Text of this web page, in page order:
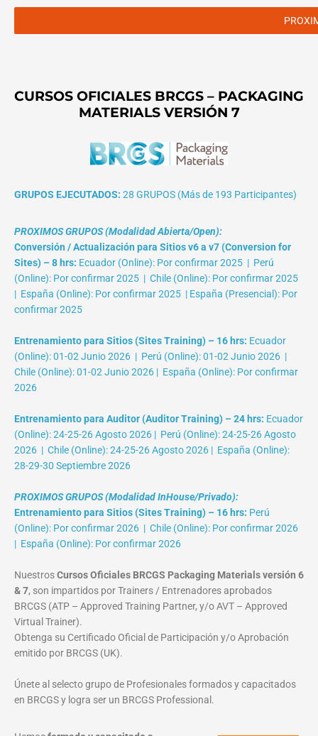
CURSOS OFICIALES BRCGS – PACKAGING
MATERIALS VERSIÓN 7
GRUPOS EJECUTADOS: 28 GRUPOS (Más de 193 Participantes)
PROXIMOS GRUPOS (Modalidad Abierta/Open):
Conversión / Actualización para Sitios v6 a v7 (Conversion for
Sites) – 8 hrs: Ecuador (Online): Por confirmar 2025 | Perú
(Online): Por confirmar 2025 | Chile (Online): Por confirmar 2025
| España (Online): Por confirmar 2025 | España (Presencial): Por
confirmar 2025
Entrenamiento para Sitios (Sites Training) – 16 hrs: Ecuador
(Online): 01-02 Junio 2026 | Perú (Online): 01-02 Junio 2026 |
Chile (Online): 01-02 Junio 2026 | España (Online): Por confirmar
2026
Entrenamiento para Auditor (Auditor Training) – 24 hrs: Ecuador
(Online): 24-25-26 Agosto 2026 | Perú (Online): 24-25-26 Agosto
2026 | Chile (Online): 24-25-26 Agosto 2026 | España (Online):
28-29-30 Septiembre 2026
PROXIMOS GRUPOS (Modalidad InHouse/Privado):
Entrenamiento para Sitios (Sites Training) – 16 hrs: Perú
(Online): Por confirmar 2026 | Chile (Online): Por confirmar 2026
| España (Online): Por confirmar 2026
NuestrosCursos Oficiales BRCGS Packaging Materials versión 6
& 7, son impartidos por Trainers / Entrenadores aprobados
BRCGS (ATP – Approved Training Partner, y/o AVT – Approved
Virtual Trainer).
Obtenga su Certificado Oficial de Participación y/o Aprobación
emitido por BRCGS (UK).
Únete al selecto grupo de Profesionales formados y capacitados
en BRCGS y logra ser un BRCGS Professional.